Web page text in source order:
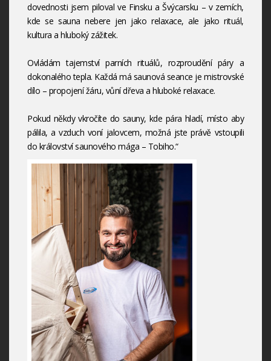
dovednosti jsem piloval ve Finsku a Švýcarsku – v zemích,
kde se sauna nebere jen jako relaxace, ale jako rituál,
kultura a hluboký zážitek.
Ovládám tajemství parních rituálů, rozproudění páry a
dokonalého tepla. Každá má saunová seance je mistrovské
dílo – propojení žáru, vůní dřeva a hluboké relaxace.
Pokud někdy vkročíte do sauny, kde pára hladí, místo aby
pálila, a vzduch voní jalovcem, možná jste právě vstoupili
do království saunového mága – Tobiho.“